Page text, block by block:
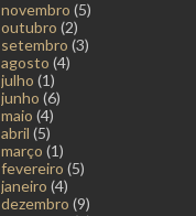
novembro (5)
outubro (2)
setembro (3)
agosto (4)
julho (1)
junho (6)
maio (4)
abril (5)
março (1)
fevereiro (5)
janeiro (4)
dezembro (9)